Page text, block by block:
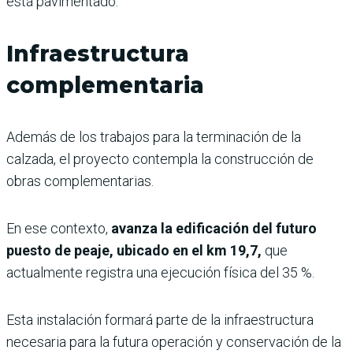
Infraestructura
complementaria
Además de los trabajos para la terminación de la
calzada, el proyecto contempla la construcción de
obras complementarias.
En ese contexto, avanza la edificación del futuro
puesto de peaje, ubicado en el km 19,7, que
actualmente registra una ejecución física del 35 %.
Esta instalación formará parte de la infraestructura
necesaria para la futura operación y conservación de la